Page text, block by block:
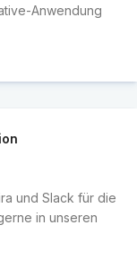
Anwendung
und Slack für die
in unseren